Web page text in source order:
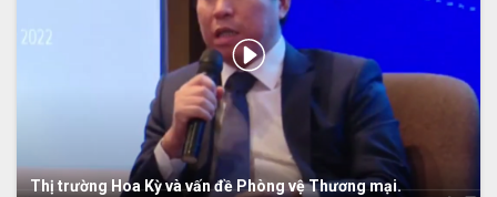
Thị trường Hoa Kỳ và vấn đề Phòng vệ Thương mại.